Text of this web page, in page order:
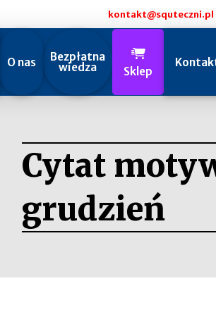
kontakt@squteczni.pl
O nas Bezpłatna
wiedza Sklep
Cytat
grudzień